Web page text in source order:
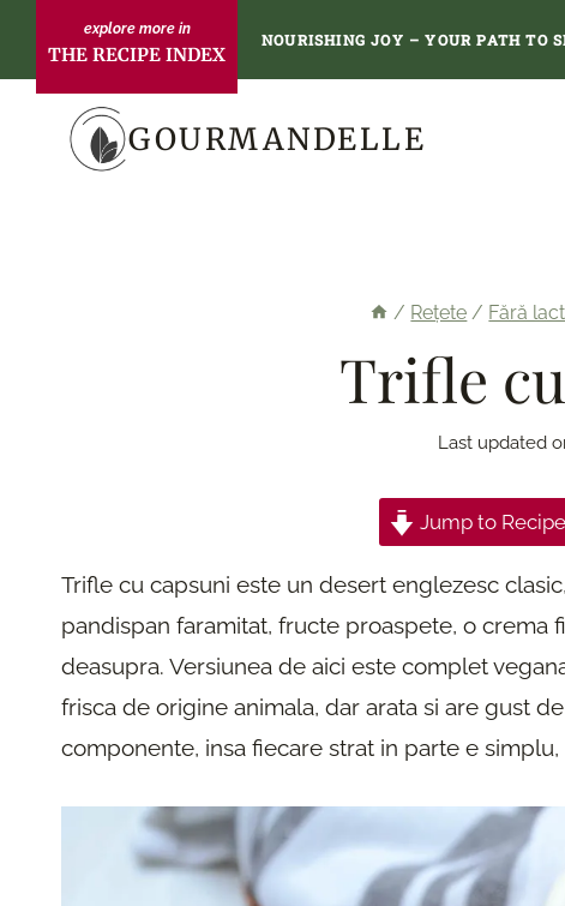
content
THE RECIPE INDEX
NOURISHING JOY – YOUR PATH TO
GOURMANDELLE
/ Rețete / Fără
Trifle
Last updated
Jump to Recipe
Trifle cu capsuni este un desert englezesc
pandispan faramitat, fructe proaspete, o crema
deasupra. Versiunea de aici este complet
frisca de origine animala, dar arata si are gust
componente, insa fiecare strat in parte e